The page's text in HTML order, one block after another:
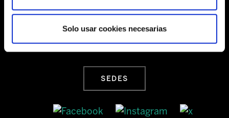
Solo usar cookies necesarias
Barrainkua, 13 48009 BILBO
SEDES